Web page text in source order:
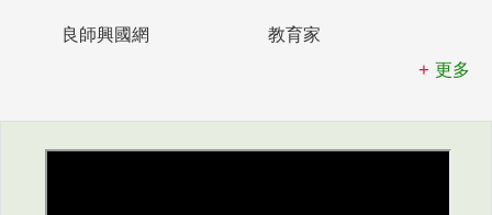
良師興國網
教育家
更多